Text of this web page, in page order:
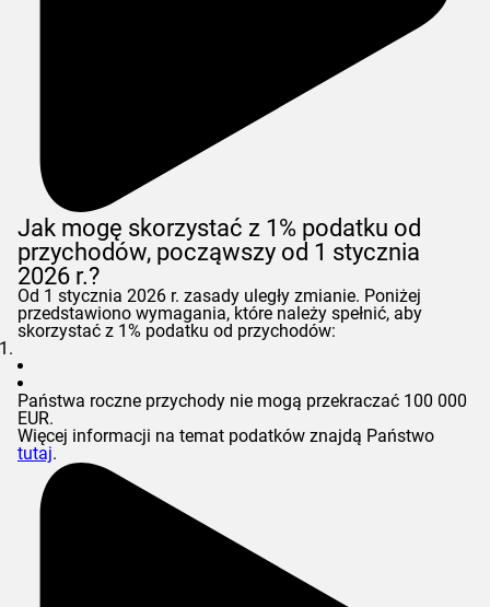
Jak mogę skorzystać z 1% podatku od
przychodów, począwszy od 1 stycznia
2026 r.?
Od 1 stycznia 2026 r. zasady uległy zmianie. Poniżej
przedstawiono wymagania, które należy spełnić, aby
skorzystać z 1% podatku od przychodów:
Państwa roczne przychody nie mogą przekraczać 100 000
EUR.
Więcej informacji na temat podatków znajdą Państwo
tutaj.